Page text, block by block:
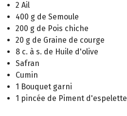
2 Ail
400 g de Semoule
200 g de Pois chiche
20 g de Graine de courge
8 c. à s. de Huile d'olive
Safran
Cumin
1 Bouquet garni
1 pincée de Piment d'espelette